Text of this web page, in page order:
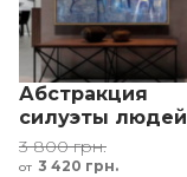
Абстракция
силуэты людей
синий желтый
красный
3 800 грн.
от 3 420 грн.